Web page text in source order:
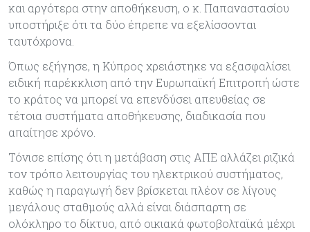
και αργότερα στην αποθήκευση, ο κ. Παπαναστασίου
υποστήριξε ότι τα δύο έπρεπε να εξελίσσονται
ταυτόχρονα.
Όπως εξήγησε, η Κύπρος χρειάστηκε να εξασφαλίσει
ειδική παρέκκλιση από την Ευρωπαϊκή Επιτροπή ώστε
το κράτος να μπορεί να επενδύσει απευθείας σε
τέτοια συστήματα αποθήκευσης, διαδικασία που
απαίτησε χρόνο.
Τόνισε επίσης ότι η μετάβαση στις ΑΠΕ αλλάζει ριζικά
τον τρόπο λειτουργίας του ηλεκτρικού συστήματος,
καθώς η παραγωγή δεν βρίσκεται πλέον σε λίγους
μεγάλους σταθμούς αλλά είναι διάσπαρτη σε
ολόκληρο το δίκτυο, από οικιακά φωτοβολταϊκά μέχρι